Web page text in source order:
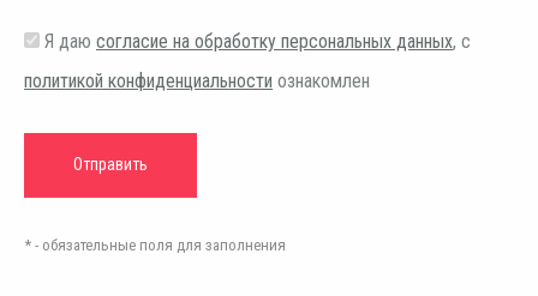
Я даю согласие на обработку персональных данных, с
политикой конфиденциальности ознакомлен
* - обязательные поля для заполнения